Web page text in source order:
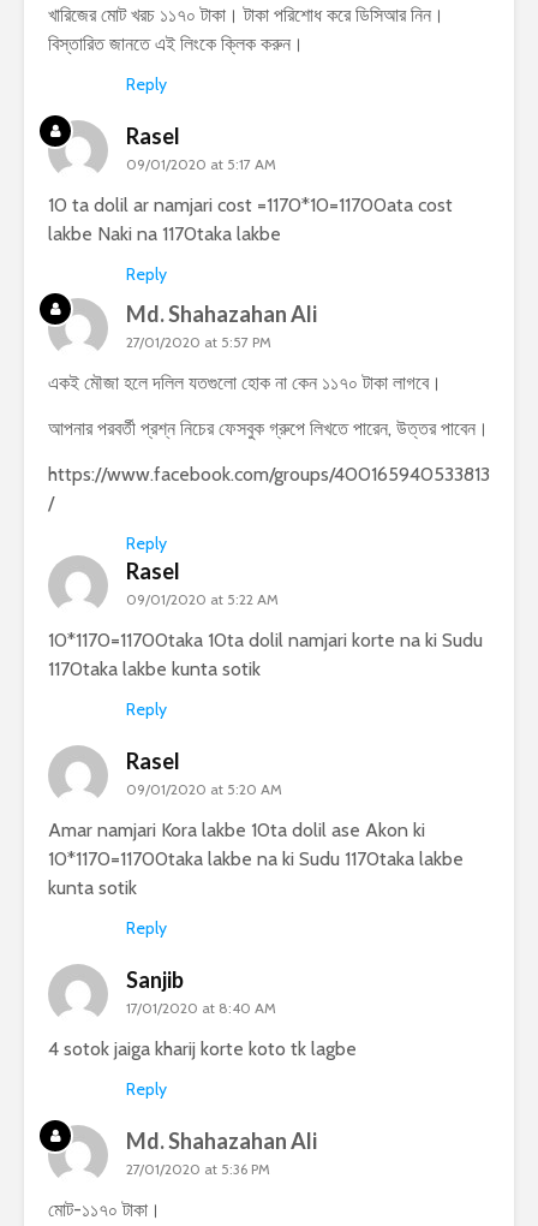
খারিজের মোট খরচ ১১৭০ টাকা। টাকা পরিশোধ করে ডিসিআর নিন।
বিস্তারিত জানতে এই লিংকে ক্লিক করুন।
Reply
Rasel
09/01/2020 at 5:17 AM
10 ta dolil ar namjari cost =1170*10=11700ata cost
lakbe Naki na 1170taka lakbe
Reply
Md. Shahazahan Ali
27/01/2020 at 5:57 PM
একই মৌজা হলে দলিল যতগুলো হোক না কেন ১১৭০ টাকা লাগবে।
আপনার পরবর্তী প্রশ্ন নিচের ফেসবুক গ্রুপে লিখতে পারেন, উত্তর পাবেন।
https://www.facebook.com/groups/400165940533813
/
Reply
Rasel
09/01/2020 at 5:22 AM
10*1170=11700taka 10ta dolil namjari korte na ki Sudu
1170taka lakbe kunta sotik
Reply
Rasel
09/01/2020 at 5:20 AM
Amar namjari Kora lakbe 10ta dolil ase Akon ki
10*1170=11700taka lakbe na ki Sudu 1170taka lakbe
kunta sotik
Reply
Sanjib
17/01/2020 at 8:40 AM
4 sotok jaiga kharij korte koto tk lagbe
Reply
Md. Shahazahan Ali
27/01/2020 at 5:36 PM
মোট-১১৭০ টাকা।